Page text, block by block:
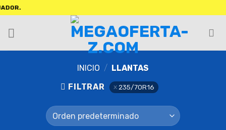
INICIO / LLANTAS
FILTRAR
235/70R16